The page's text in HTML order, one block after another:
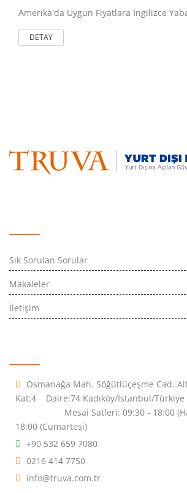
Amerika'da Uygun Fiyatlara İngilizce
DETAY
Sık Sorulan Sorular
Makaleler
İletişim
Osmanağa Mah. Söğütlüçeşme Cad.
Kat:4 Daire:74 Kadıköy/
Mesai Satleri: 09:30 - 18:00
18:00 (Cumartesi)
+90 532 659 7080
0216 414 7750
info@truva.com.tr